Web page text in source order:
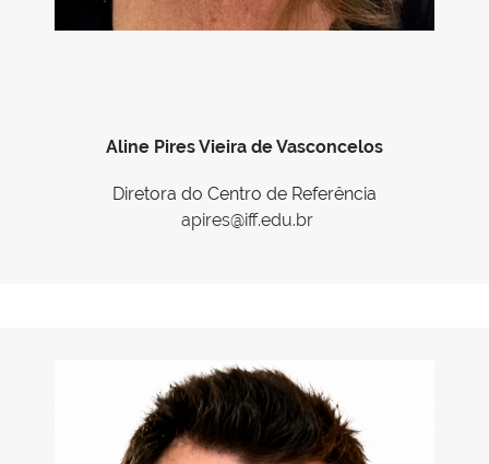
Aline Pires Vieira de Vasconcelos
Diretora do Centro de Referência
apires@iff.edu.br